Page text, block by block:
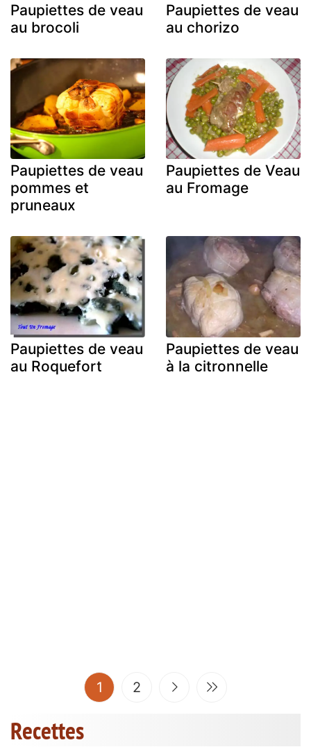
Paupiettes de veau
au brocoli
Paupiettes de veau
au chorizo
Paupiettes de veau
pommes et
pruneaux
Paupiettes de Veau
au Fromage
Paupiettes de veau
au Roquefort
Paupiettes de veau
à la citronnelle
1 (current)
2
Recettes